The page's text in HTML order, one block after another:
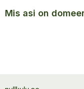
mis asi on